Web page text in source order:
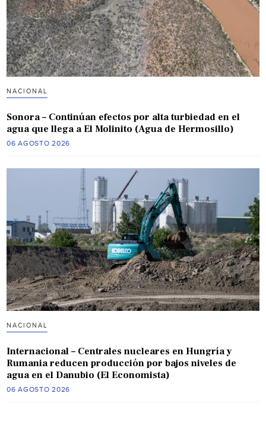
NACIONAL
Sonora – Continúan efectos por alta turbiedad en el
agua que llega a El Molinito (Agua de Hermosillo)
06 AGOSTO 2026
NACIONAL
Internacional – Centrales nucleares en Hungría y
Rumania reducen producción por bajos niveles de
agua en el Danubio (El Economista)
06 AGOSTO 2026